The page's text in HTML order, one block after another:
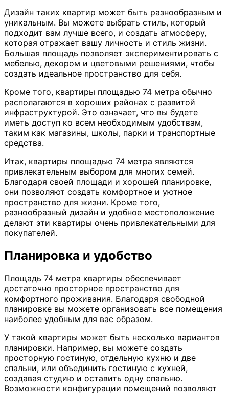
Дизайн таких квартир может быть разнообразным и
уникальным. Вы можете выбрать стиль, который
подходит вам лучше всего, и создать атмосферу,
которая отражает вашу личность и стиль жизни.
Большая площадь позволяет экспериментировать с
мебелью, декором и цветовыми решениями, чтобы
создать идеальное пространство для себя.
Кроме того, квартиры площадью 74 метра обычно
располагаются в хороших районах с развитой
инфраструктурой. Это означает, что вы будете
иметь доступ ко всем необходимым удобствам,
таким как магазины, школы, парки и транспортные
средства.
Итак, квартиры площадью 74 метра являются
привлекательным выбором для многих семей.
Благодаря своей площади и хорошей планировке,
они позволяют создать комфортное и уютное
пространство для жизни. Кроме того,
разнообразный дизайн и удобное местоположение
делают эти квартиры очень привлекательными для
покупателей.
Планировка и удобство
Площадь 74 метра квартиры обеспечивает
достаточно просторное пространство для
комфортного проживания. Благодаря свободной
планировке вы можете организовать все помещения
наиболее удобным для вас образом.
У такой квартиры может быть несколько вариантов
планировки. Например, вы можете создать
просторную гостиную, отдельную кухню и две
спальни, или объединить гостиную с кухней,
создавая студию и оставить одну спальню.
Возможности конфигурации помещений позволяют